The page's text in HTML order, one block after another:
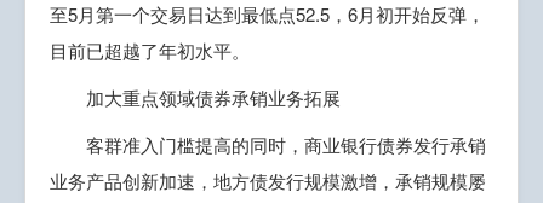
至5月第一个交易日达到最低点52.5，6月初开始反弹，
目前已超越了年初水平。
加大重点领域债券承销业务拓展
客群准入门槛提高的同时，商业银行债券发行承销
业务产品创新加速，地方债发行规模激增，承销规模屡